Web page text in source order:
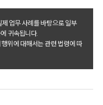
무
개
업무 사례를 바탕으로 일부
귀속됩니다.
위에 대해서는 관련 법령에 따